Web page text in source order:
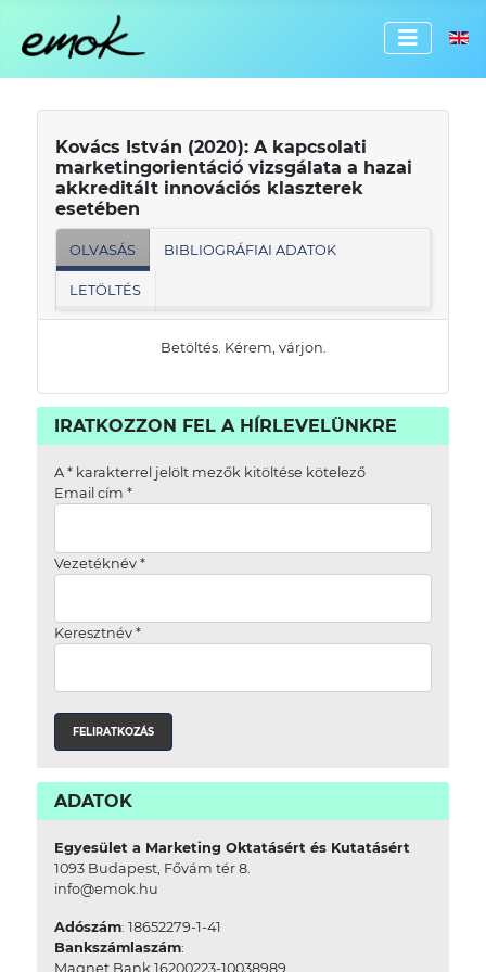
Kovács István (2020): A kapcsolati
marketingorientáció vizsgálata a hazai
akkreditált innovációs klaszterek
esetében
OLVASÁS BIBLIOGRÁFIAI ADATOK
LETÖLTÉS
Betöltés. Kérem, várjon.
IRATKOZZON FEL A HÍRLEVELÜNKRE
A *karakterrel jelölt mezők kitöltése kötelező
Email cím *
Vezetéknév *
Keresztnév *
ADATOK
Egyesület a Marketing Oktatásért és Kutatásért
1093 Budapest, Fővám tér 8.
info@emok.hu
Adószám: 18652279-1-41
Bankszámlaszám:
Magnet Bank 16200223-10038989